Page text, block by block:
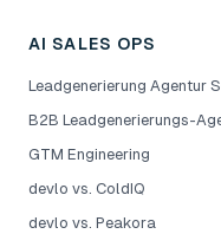
AI SALES OPS
Leadgenerierung Agentur
B2B Leadgenerierungs-
GTM Engineering
devlo vs. ColdIQ
devlo vs. Peakora